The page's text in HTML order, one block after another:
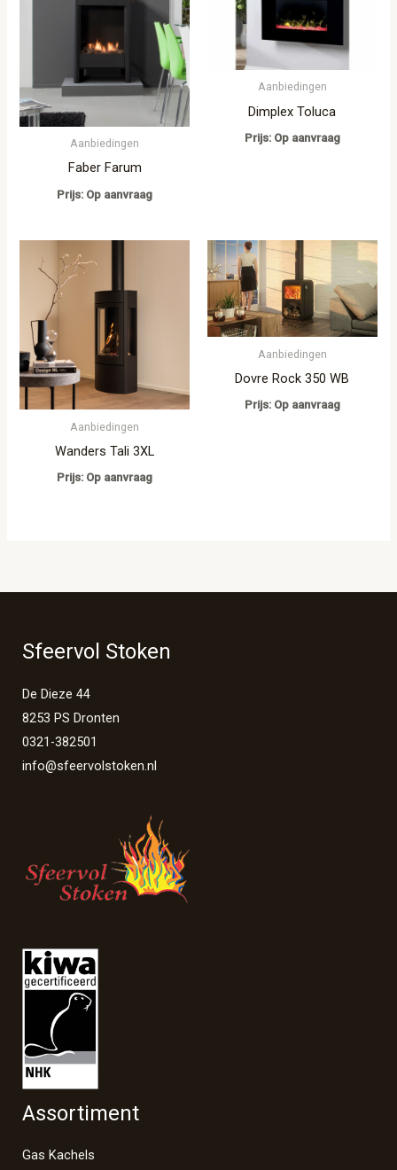
Aanbiedingen
Faber Farum
Prijs: Op aanvraag
Aanbiedingen
Dimplex Toluca
Prijs: Op aanvraag
Aanbiedingen
Wanders Tali 3XL
Prijs: Op aanvraag
Aanbiedingen
Dovre Rock 350 WB
Prijs: Op aanvraag
Sfeervol Stoken
De Dieze 44
8253 PS Dronten
0321-382501
info@sfeervolstoken.nl
Assortiment
Gas Kachels